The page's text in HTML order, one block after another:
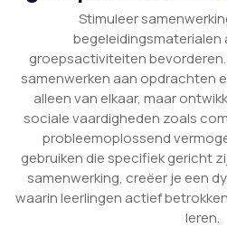
Stimuleer
begeleidingsmaterialen
groepsactiviteiten
samenwerken aan opdrachten
alleen van elkaar, maar
sociale vaardigheden zoals
probleemoplossend
gebruiken die specifiek gericht
samenwerking, creëer je een
waarin leerlingen actief
leren.